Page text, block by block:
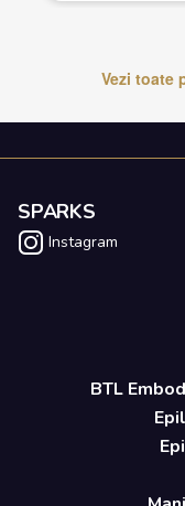
Vezi toate
SPARKS
Instagram
BTL